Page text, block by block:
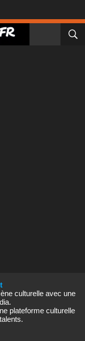
culturelle avec une
plateforme culturelle